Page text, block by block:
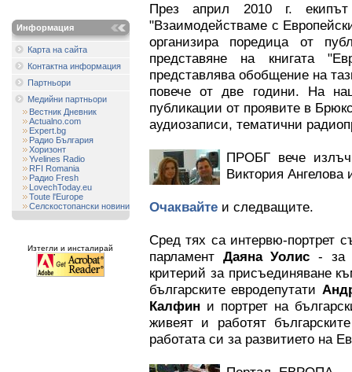
Информация
Карта на сайта
Контактна информация
Партньори
Медийни партньори
Вестник Дневник
Actualno.com
Expert.bg
Радио България
Хоризонт
Yvelines Radio
RFI Romania
Радио Fresh
LovechToday.eu
Toute l'Europe
Селскостопански новини
Изтегли и инсталирай
През април 2010 г.
"Взаимодействаме с
организира поредица от
представяне на книгата
представлява обобщение на
повече от две години. На
публикации от проявите в
аудиозаписи, тематични
ПРОБГ вече
Виктория Ангелова
Очаквайте и следващите.
Сред тях са интервю-портрет
парламент Даяна Уолис - за
критерий за присъединяване
българските евродепутати
Калфин и портрет на
живеят и работят
работата си за развитието на